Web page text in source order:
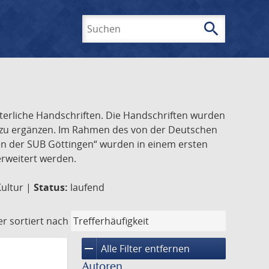
search
Handschriften. Die Handschriften wurden
ergänzen. Im Rahmen des von der Deutschen
SUB Göttingen“ wurden in einem ersten
werden.
| Status: laufend
sortiert nach
remove Alle Filter entfernen